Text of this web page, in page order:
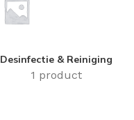
Desinfectie & Reiniging
1 product